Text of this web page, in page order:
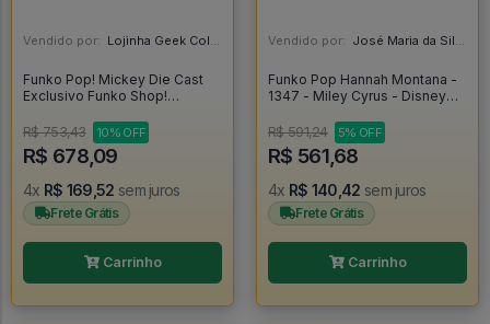
Vendido por: Lojinha Geek Colecionáveis - DF
Funko Pop! Mickey Die Cast
Exclusivo Funko Shop!
R$ 753,43
10% OFF
R$ 678,09
4x R$ 169,52 sem juros
Frete Grátis
Carrinho
Vendido por: José Maria da Silva Junior - AL
Funko Pop Hannah Montana -
1347 - Miley Cyrus - Disney
R$ 591,24 5% OFF
R$ 561,68
4x R$ 140,42 sem juros
Frete Grátis
Carrinho